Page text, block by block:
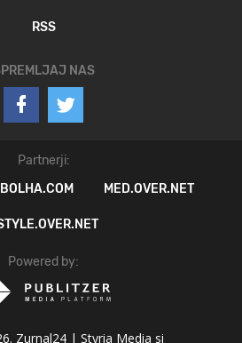
RSS
NAS
Partnerji:
BOLHA.COM MED.OVER.NET
Powered by:
Zurnal24 | Styria Media si